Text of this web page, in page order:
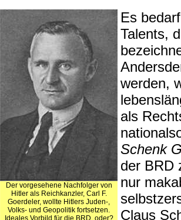
Der vorgesehene Nachfolger von
Hitler als Reichkanzler, Carl F.
Goerdeler, wollte Hitlers Juden-,
Volks- und Geopolitik fortsetzen.
Ideales Vorbild für die BRD, oder?
Es
Talents,
werden,
als
Schenk
der BRD
nur
Claus